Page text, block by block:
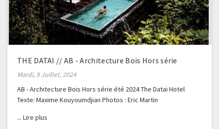
THE DATAI // AB - Architecture Bois Hors série
Mardi, 9 Juillet, 2024
AB - Architecture Bois Hors série été 2024 The Datai Hotel
Texte: Maxime Kouyoumdjian Photos : Eric Martin